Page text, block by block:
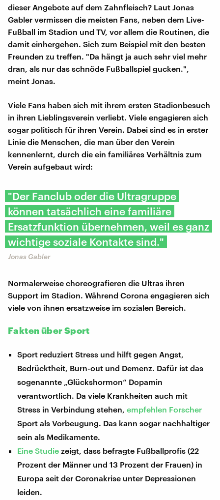
dieser Angebote auf dem Zahnfleisch? Laut Jonas
Gabler vermissen die meisten Fans, neben dem Live-
Fußball im Stadion und TV, vor allem die Routinen, die
damit einhergehen. Sich zum Beispiel mit den besten
Freunden zu treffen. "Da hängt ja auch sehr viel mehr
dran, als nur das schnöde Fußballspiel gucken.",
meint Jonas.
Viele Fans haben sich mit ihrem ersten Stadionbesuch
in ihren Lieblingsverein verliebt. Viele engagieren sich
sogar politisch für ihren Verein. Dabei sind es in erster
Linie die Menschen, die man über den Verein
kennenlernt, durch die ein familiäres Verhältnis zum
Verein aufgebaut wird:
"Der Fanclub oder die Ultragruppe
können tatsächlich eine familiäre
Ersatzfunktion übernehmen, weil es ganz
wichtige soziale Kontakte sind."
Jonas Gabler
Normalerweise choreografieren die Ultras ihren
Support im Stadion. Während Corona engagieren sich
viele von ihnen ersatzweise im sozialen Bereich.
Fakten über Sport
Sport reduziert Stress und hilft gegen Angst,
Bedrücktheit, Burn-out und Demenz. Dafür ist das
sogenannte „Glückshormon“ Dopamin
verantwortlich. Da viele Krankheiten auch mit
Stress in Verbindung stehen,empfehlen Forscher
Sport als Vorbeugung. Das kann sogar nachhaltiger
sein als Medikamente.
Eine Studie zeigt, dass befragte Fußballprofis (22
Prozent der Männer und 13 Prozent der Frauen) in
Europa seit der Coronakrise unter Depressionen
leiden.